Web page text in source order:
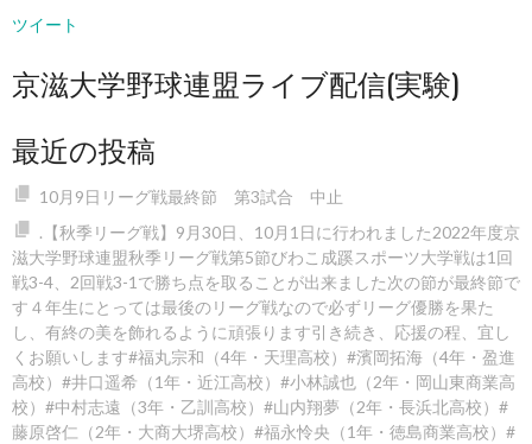
ツイート
京滋大学野球連盟ライブ配信(実験)
最近の投稿
10月9日リーグ戦最終節 第3試合 中止
.【秋季リーグ戦】9月30日、10月1日に行われました2022年度京
滋大学野球連盟秋季リーグ戦第5節びわこ成蹊スポーツ大学戦は1回
戦3-4、2回戦3-1で勝ち点を取ることが出来ました️次の節が最終節で
す４年生にとっては最後のリーグ戦なので必ずリーグ優勝を果た
し、有終の美を飾れるように頑張ります️引き続き、応援の程、宜し
くお願いします#福丸宗和（4年・天理高校）#濱岡拓海（4年・盈進
高校）#井口遥希（1年・近江高校）#小林誠也（2年・岡山東商業高
校）#中村志遠（3年・乙訓高校）#山内翔夢（2年・長浜北高校）#
藤原啓仁（2年・大商大堺高校）#福永怜央（1年・徳島商業高校）#